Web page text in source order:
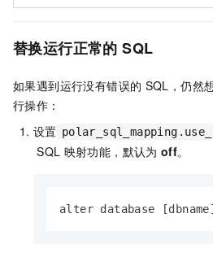
替换运行正常的 SQL
如果遇到运行没有错误的 SQL，仍然
行操作：
设置
SQL 映射功能，默认为 off。
alter database